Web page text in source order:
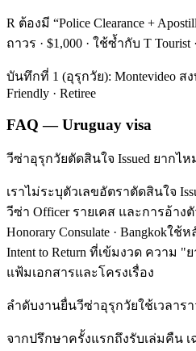
R ต้องมี “Police Clearance +
ถาวร · $1,000 · ใช้ซ้ำกับ T Tourist
บันทึกที่ 1 (อุรุกวัย): Montevideo ส
Friendly · Retiree
FAQ — Uruguay visa
วีซ่าอุรุกวัยตัดสินใจ Issued ยากไห
เราไม่ระบุตัวเลขอัตราตัดสินใจ
วีซ่า Officer รายเคส และการอ้าง
Honorary Consulate · Bangkok
Intent to Return ที่เข้มงวด ความ
แฟ้มเอกสารและโครงเรื่อง
ลำดับงานยื่นวีซ่าอุรุกวัยใช้เวลารา
จากปรึกษาครั้งแรกถึงรับเล่มคืน เ